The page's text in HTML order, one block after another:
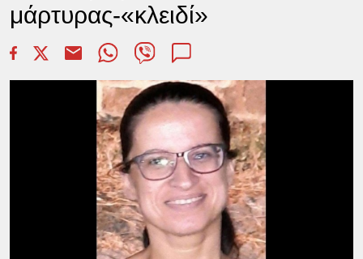
μάρτυρας-«κλειδί»